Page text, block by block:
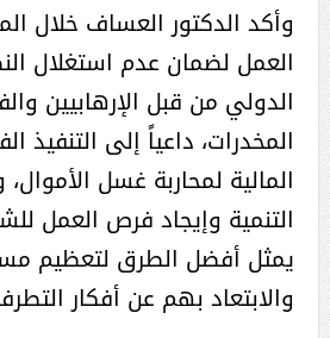
وأكد الدكتور العساف خلال
العمل لضمان عدم استغلال
الدولي من قبل الإرهابيين
المخدرات، داعياً إلى التنفيذ
المالية لمحاربة غسل
التنمية وإيجاد فرص العمل
يمثل أفضل الطرق لتعظيم
والابتعاد بهم عن أفكار